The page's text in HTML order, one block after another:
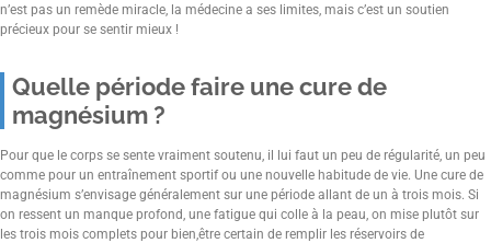
n’est pas un remède miracle, la médecine a ses limites, mais c’est un soutien
précieux pour se sentir mieux !
Quelle période faire une cure de
magnésium ?
Pour que le corps se sente vraiment soutenu, il lui faut un peu de régularité, un peu
comme pour un entraînement sportif ou une nouvelle habitude de vie. Une cure de
magnésium s’envisage généralement sur une période allant de un à trois mois. Si
on ressent un manque profond, une fatigue qui colle à la peau, on mise plutôt sur
les trois mois complets pour bien,être certain de remplir les réservoirs de